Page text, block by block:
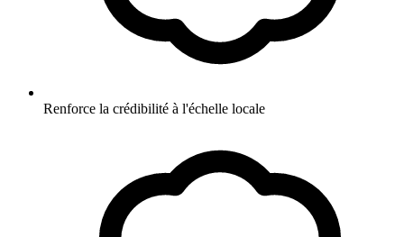
Renforce la crédibilité à l'échelle locale